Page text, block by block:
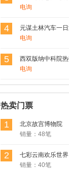
电询
4
电询
5
电询
热卖门票
1
北京故宫博物院
销量：48笔
2
七彩云南欢乐世界
销量：40笔